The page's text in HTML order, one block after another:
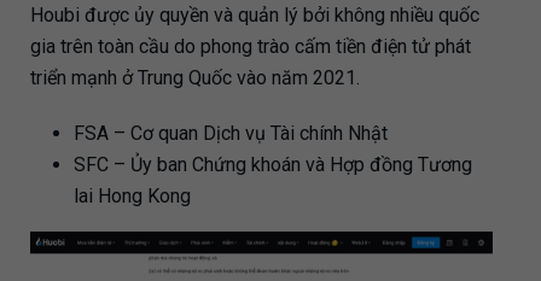
Houbi được ủy quyền và quản lý bởi không nhiều quốc
gia trên toàn cầu do phong trào cấm tiền điện tử phát
triển mạnh ở Trung Quốc vào năm 2021.
FSA – Cơ quan Dịch vụ Tài chính Nhật
SFC – Ủy ban Chứng khoán và Hợp đồng Tương
lai Hong Kong